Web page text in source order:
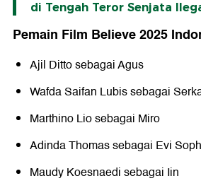
di Tengah Teror Senjata
Pemain Film Believe 2025
Ajil Ditto sebagai Agus
Wafda Saifan Lubis sebagai
Marthino Lio sebagai Miro
Adinda Thomas sebagai Evi
Maudy Koesnaedi sebagai Iin